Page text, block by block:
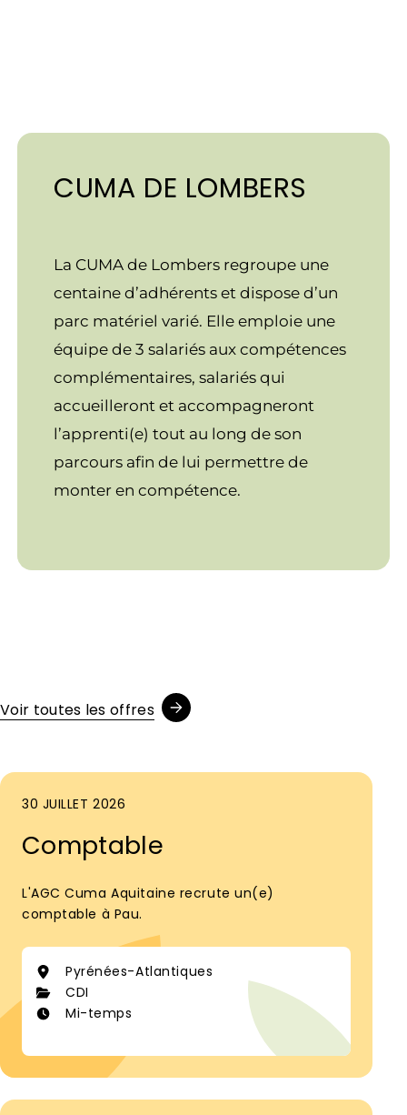
CUMA DE LOMBERS
La CUMA de Lombers regroupe une
centaine d’adhérents et dispose d’un
parc matériel varié. Elle emploie une
équipe de 3 salariés aux compétences
complémentaires, salariés qui
accueilleront et accompagneront
l’apprenti(e) tout au long de son
parcours afin de lui permettre de
monter en compétence.
Voir toutes les offres
30 JUILLET 2026
Comptable
L'AGC Cuma Aquitaine recrute un(e)
comptable à Pau.
Pyrénées-Atlantiques
CDI
Mi-temps